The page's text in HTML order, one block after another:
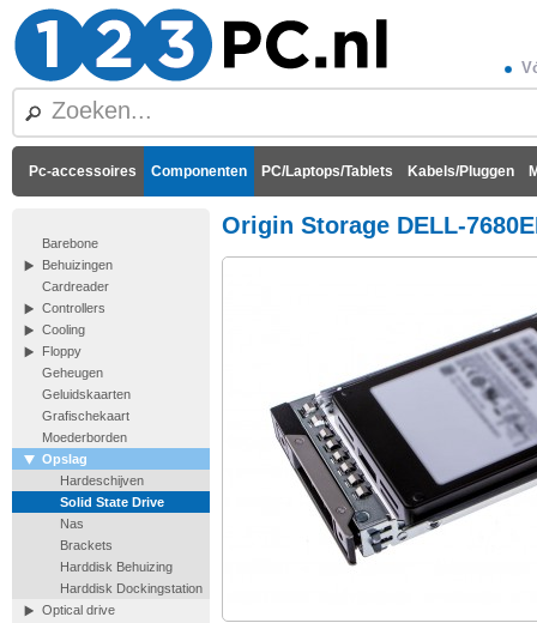
Pc-accessoires Componenten PC/Laptops/Tablets Kabels/Pluggen
Barebone
Behuizingen
Cardreader
Controllers
Cooling
Floppy
Geheugen
Geluidskaarten
Grafischekaart
Moederborden
Opslag
Hardeschijven
Solid State Drive
Nas
Brackets
Harddisk Behuizing
Harddisk Dockingstation
Optical drive
Origin Storage DELL-